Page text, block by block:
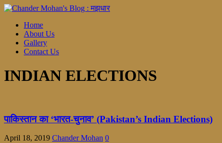
Home
About Us
Gallery
Contact Us
INDIAN ELECTIONS
पाकिस्तान का ‘भारत-चुनाव’ (Pakistan’s Indian Elections)
April 18, 2019 Chander Mohan 0